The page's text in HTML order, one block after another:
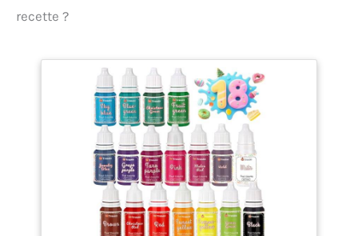
recette ?